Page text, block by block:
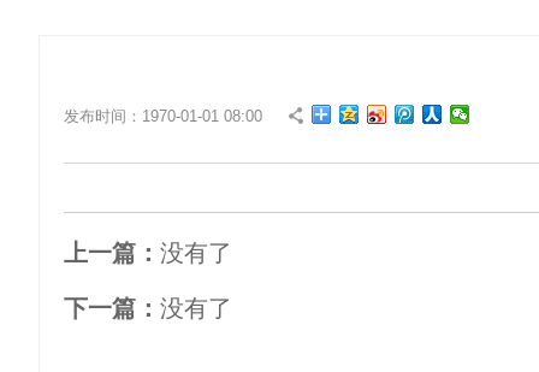
发布时间：1970-01-01 08:00
上一篇： 没有了
下一篇： 没有了